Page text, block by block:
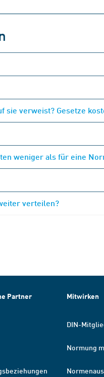
verweist? Gesetze
weniger als für eine
verteilen?
Partner Mitwirken
DIN-
Normung